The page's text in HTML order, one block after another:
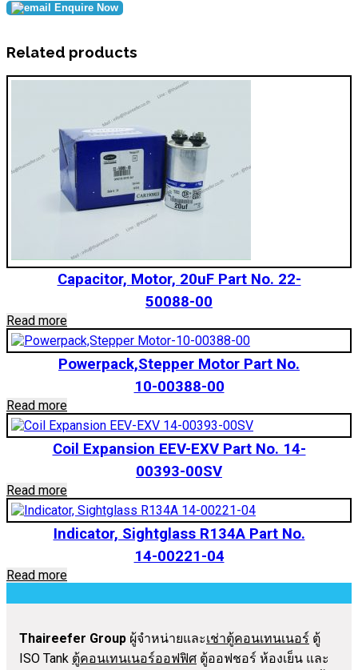
Enquire Now
Related products
Capacitor, Motor, 20uF Part No. 22-
50088-00
Read more
Powerpack,Stepper Motor Part No.
10-00388-00
Read more
Coil Expansion EEV-EXV Part No. 14-
00393-00SV
Read more
Indicator, Sightglass R134A Part No.
14-00221-04
Read more
Thaireefer Group ผู้จำหน่ายและเช่าตู้คอนเทนเนอร์ ตู้
ISO Tank ตู้คอนเทนเนอร์ออฟฟิศ ตู้ออฟชอร์ ห้องเย็น และ